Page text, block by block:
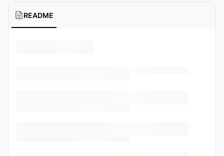
README